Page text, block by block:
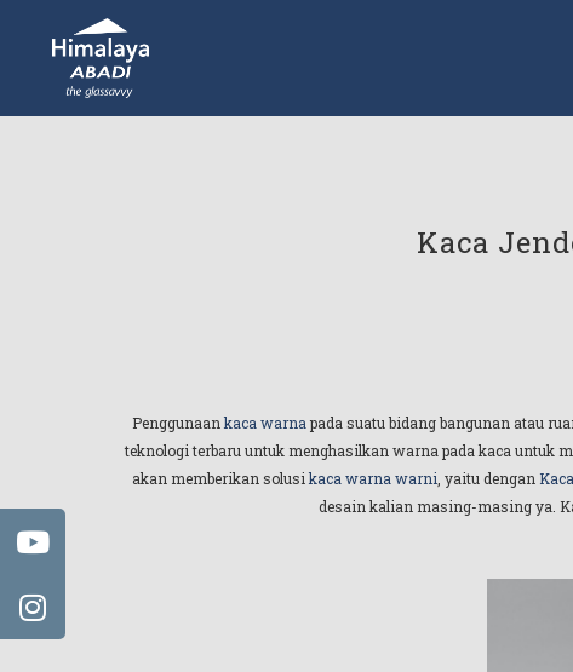
Kaca
Penggunaan kaca warna pada suatu bidang bangunan atau
teknologi terbaru untuk menghasilkan warna pada kaca untuk
akan memberikan solusi kaca warna warni , yaitu dengan
desain kalian masing-masing ya.